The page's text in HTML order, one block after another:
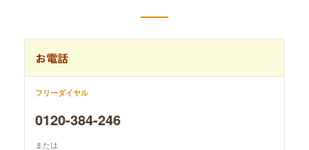
お電話
フリーダイヤル
0120-384-246
または